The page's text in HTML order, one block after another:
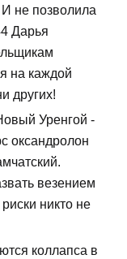
И не позволила
Дарья
на каждой
других!
Уренгой -
оксандролон
везением
никто не
коллапса в